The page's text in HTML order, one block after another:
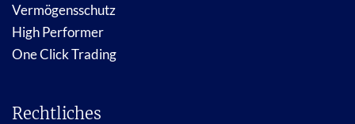
Vermögensschutz
High Performer
One Click Trading
Rechtliches